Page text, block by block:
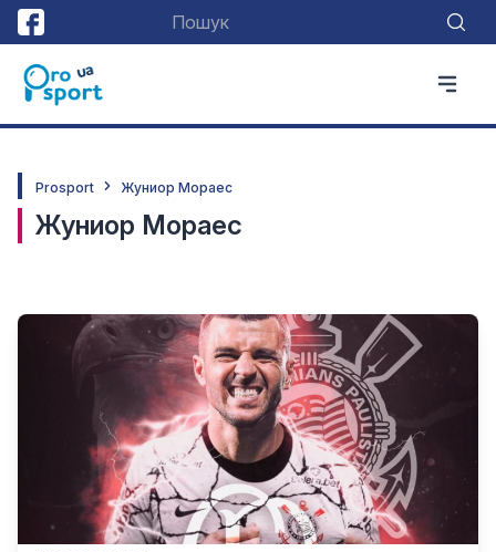
Prosport Жуниор Мораес
Жуниор Мораес